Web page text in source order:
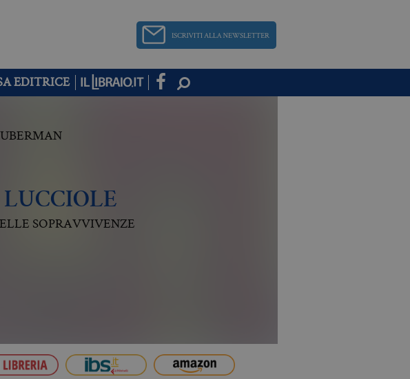
EDITRICE
SOPRAVVIVENZE